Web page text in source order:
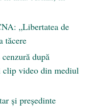
„Libertatea de
tăcere
după
clip video din mediul
și președinte